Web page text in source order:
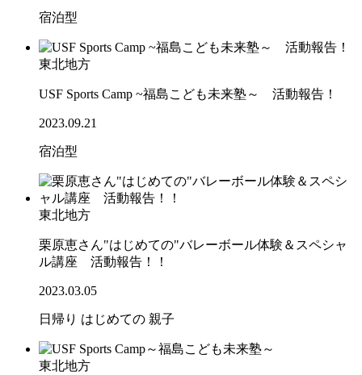
宿泊型
東北地方
USF Sports Camp ~福島こども未来塾～ 活動報告！
2023.09.21
宿泊型
東北地方
栗原恵さん"はじめての"バレーボール体験＆スペシャ
ル講座 活動報告！！
2023.03.05
日帰り はじめての 親子
東北地方